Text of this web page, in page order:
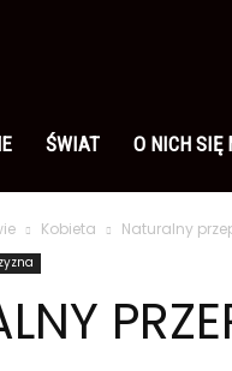
ŚWIAT O NICH SIĘ
Kobieta Naturalny